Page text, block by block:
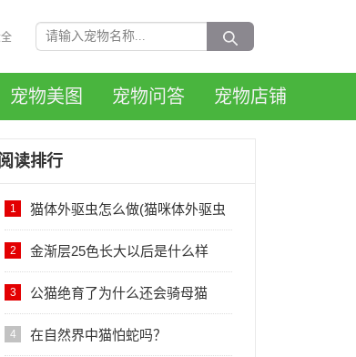
宠物美图 宠物问答 宠物店铺
读排行
1 猫体外驱虫怎么做(猫咪体外驱虫
的正确方法图解)
2 金渐层25色长大以后是什么样
子，会变黑吗？
3 公猫绝育了为什么还会骑母猫
4 在自然界中猫怕蛇吗？